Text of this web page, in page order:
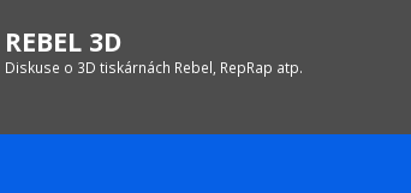
REBEL 3D
Diskuse o 3D tiskárnách Rebel, RepRap atp.